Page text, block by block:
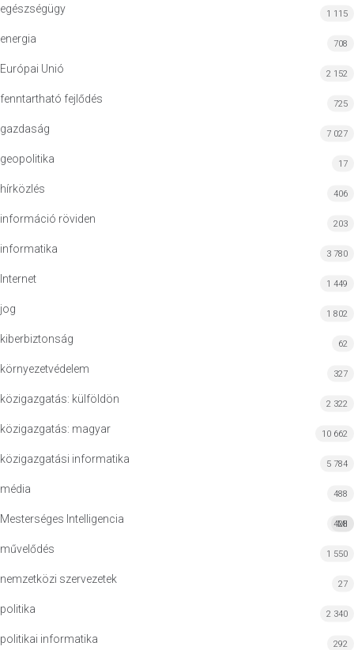
egészségügy 1 115
energia 708
Európai Unió 2 152
fenntartható fejlődés 725
gazdaság 7 027
geopolitika 17
hírközlés 406
információ röviden 203
informatika 3 780
Internet 1 449
jog 1 802
kiberbiztonság 62
környezetvédelem 327
közigazgatás: külföldön 2 322
közigazgatás: magyar 10 662
közigazgatási informatika 5 784
média 488
Mesterséges Intelligencia MI
428
művelődés 1 550
nemzetközi szervezetek 27
politika 2 340
politikai informatika 292